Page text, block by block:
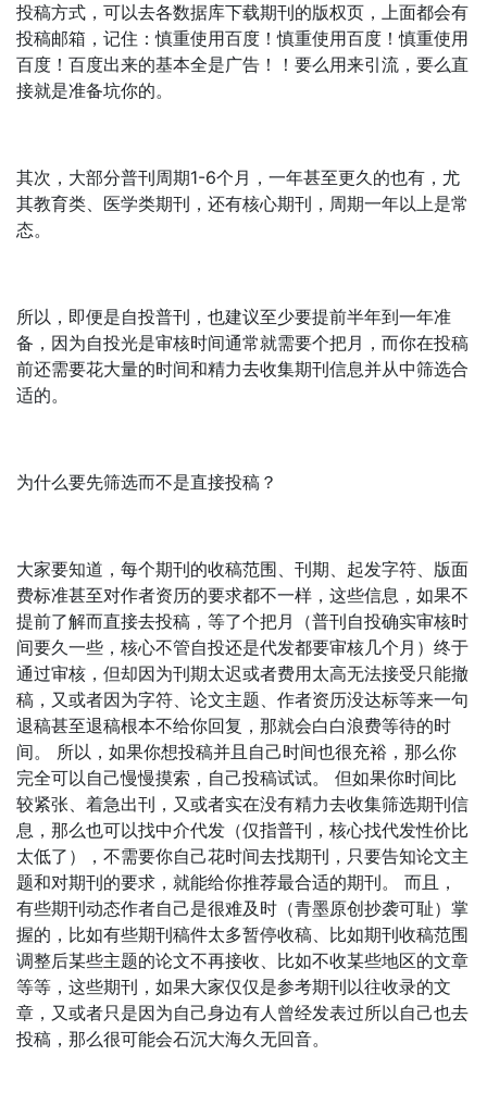
投稿方式，可以去各数据库下载期刊的版权页，上面都会有
投稿邮箱，记住：慎重使用百度！慎重使用百度！慎重使用
百度！百度出来的基本全是广告！！要么用来引流，要么直
接就是准备坑你的。
其次，大部分普刊周期1-6个月，一年甚至更久的也有，尤
其教育类、医学类期刊，还有核心期刊，周期一年以上是常
态。
所以，即便是自投普刊，也建议至少要提前半年到一年准
备，因为自投光是审核时间通常就需要个把月，而你在投稿
前还需要花大量的时间和精力去收集期刊信息并从中筛选合
适的。
为什么要先筛选而不是直接投稿？
大家要知道，每个期刊的收稿范围、刊期、起发字符、版面
费标准甚至对作者资历的要求都不一样，这些信息，如果不
提前了解而直接去投稿，等了个把月（普刊自投确实审核时
间要久一些，核心不管自投还是代发都要审核几个月）终于
通过审核，但却因为刊期太迟或者费用太高无法接受只能撤
稿，又或者因为字符、论文主题、作者资历没达标等来一句
退稿甚至退稿根本不给你回复，那就会白白浪费等待的时
间。 所以，如果你想投稿并且自己时间也很充裕，那么你
完全可以自己慢慢摸索，自己投稿试试。 但如果你时间比
较紧张、着急出刊，又或者实在没有精力去收集筛选期刊信
息，那么也可以找中介代发（仅指普刊，核心找代发性价比
太低了），不需要你自己花时间去找期刊，只要告知论文主
题和对期刊的要求，就能给你推荐最合适的期刊。 而且，
有些期刊动态作者自己是很难及时（青墨原创抄袭可耻）掌
握的，比如有些期刊稿件太多暂停收稿、比如期刊收稿范围
调整后某些主题的论文不再接收、比如不收某些地区的文章
等等，这些期刊，如果大家仅仅是参考期刊以往收录的文
章，又或者只是因为自己身边有人曾经发表过所以自己也去
投稿，那么很可能会石沉大海久无回音。